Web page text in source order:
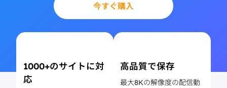
今すぐ購入
1000+のサイトに対
応
高品質で保存
最大8Kの解像度の配信動